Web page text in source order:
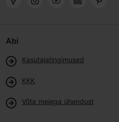
Abi
Kasutajatingimused
KKK
Võta meiega ühendust